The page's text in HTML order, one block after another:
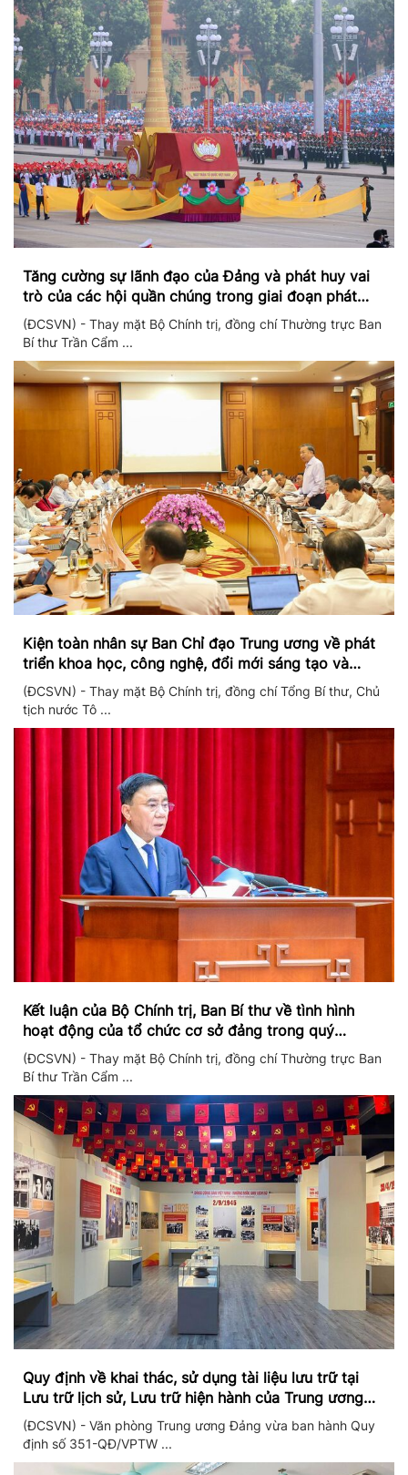
Tăng cường sự lãnh đạo của Đảng và phát huy vai
trò của các hội quần chúng trong giai đoạn phát
triển mới
(ĐCSVN) - Thay mặt Bộ Chính trị, đồng chí Thường trực Ban
Bí thư Trần Cẩm ...
Kiện toàn nhân sự Ban Chỉ đạo Trung ương về phát
triển khoa học, công nghệ, đổi mới sáng tạo và
chuyển đổi số
(ĐCSVN) - Thay mặt Bộ Chính trị, đồng chí Tổng Bí thư, Chủ
tịch nước Tô ...
Kết luận của Bộ Chính trị, Ban Bí thư về tình hình
hoạt động của tổ chức cơ sở đảng trong quý
II/2026
(ĐCSVN) - Thay mặt Bộ Chính trị, đồng chí Thường trực Ban
Bí thư Trần Cẩm ...
Quy định về khai thác, sử dụng tài liệu lưu trữ tại
Lưu trữ lịch sử, Lưu trữ hiện hành của Trung ương
Đảng và Văn phòng Trung ương Đảng
(ĐCSVN) - Văn phòng Trung ương Đảng vừa ban hành Quy
định số 351-QĐ/VPTW ...